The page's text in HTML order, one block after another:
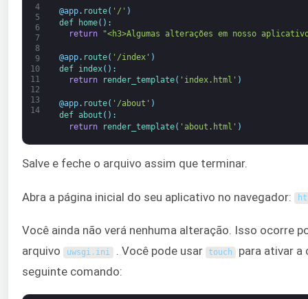
4
5
6
7
8
9
10
11
12
13
14
@app. route( '/' )
def
home( ) :
return
"<h3>Algumas alterações em nosso
@app. route( '/index' )
def index( ) :
return
render_template( 'index.html' )
@app. route( '/about' )
def about ( ) :
return
render_template( 'about.html' )
Salve e feche o arquivo assim que terminar.
Abra a página inicial do seu aplicativo no navegador:
Você ainda não verá nenhuma alteração. Isso ocorre
arquivo
uwsgi. ini . Você pode usar touch
para ativar
seguinte comando: